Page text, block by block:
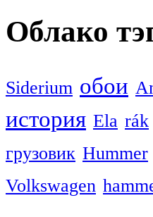
Облако
Siderium обои
история Ela rák
грузовик Hummer
Volkswagen